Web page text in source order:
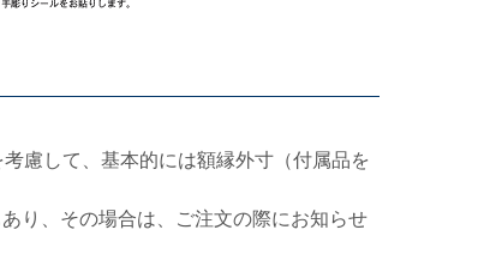
慮して、基本的には額縁外寸（付属品を
り、その場合は、ご注文の際にお知らせ